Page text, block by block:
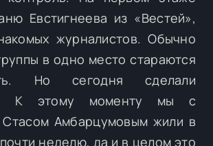
Евстигнеева из «Вестей»,
журналистов. Обычно
в одно место стараются
Но сегодня сделали
К этому моменту мы с
Амбарцумовым жили в
неделю, да и в целом это